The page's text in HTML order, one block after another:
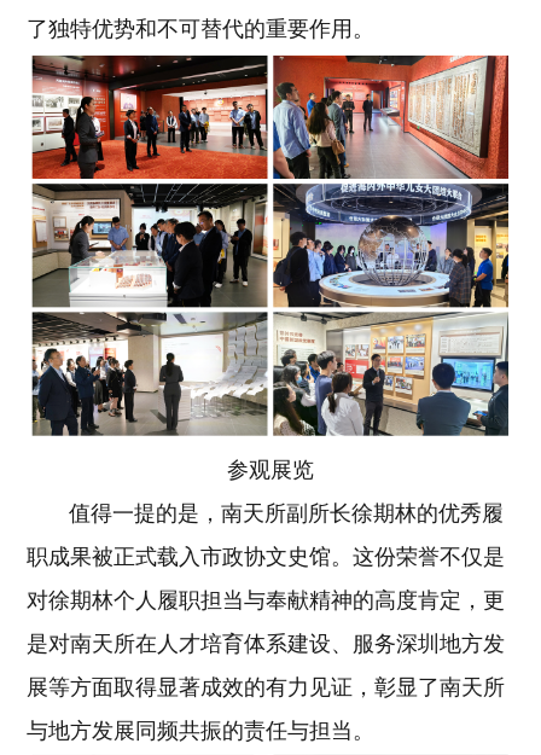
了独特优势和不可替代的重要作用。
参观展览
值得一提的是，南天所副所长徐期林的优秀履
职成果被正式载入市政协文史馆。这份荣誉不仅是
对徐期林个人履职担当与奉献精神的高度肯定，更
是对南天所在人才培育体系建设、服务深圳地方发
展等方面取得显著成效的有力见证，彰显了南天所
与地方发展同频共振的责任与担当。